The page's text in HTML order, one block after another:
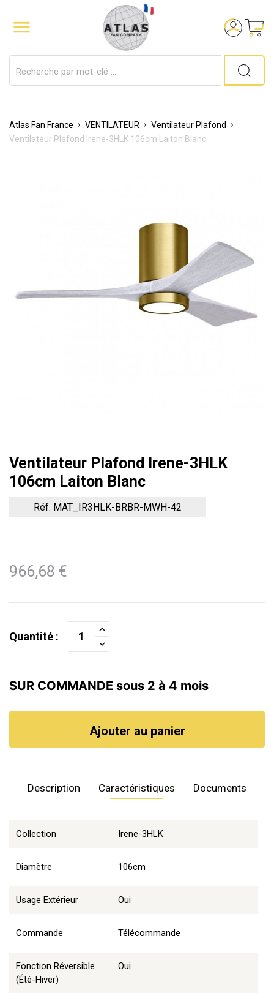

Atlas Fan France VENTILATEUR
Ventilateur Plafond
Ventilateur Plafond Irene-3HLK 106cm Laiton Blanc
Ventilateur Plafond Irene-3HLK
106cm Laiton Blanc
Réf. MAT_IR3HLK-BRBR-MWH-42
966,68 €
Quantité :
SUR COMMANDE sous 2 à 4 mois
Ajouter au panier
Description Caractéristiques
Collection Irene-3HLK
Diamètre 106cm
Usage Extérieur Oui
Commande Télécommande
Fonction Réversible
(été-Hiver)
Oui
Documents